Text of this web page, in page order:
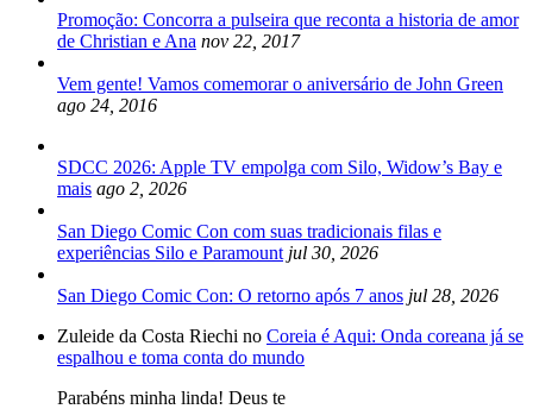
Promoção: Concorra a pulseira que reconta a historia de amor
de Christian e Ana nov 22, 2017
Vem gente! Vamos comemorar o aniversário de John Green
ago 24, 2016
SDCC 2026: Apple TV empolga com Silo, Widow’s Bay e
mais ago 2, 2026
San Diego Comic Con com suas tradicionais filas e
experiências Silo e Paramount jul 30, 2026
San Diego Comic Con: O retorno após 7 anos jul 28, 2026
Zuleide da Costa Riechi no Coreia é Aqui: Onda coreana já se
espalhou e toma conta do mundo
Parabéns minha linda! Deus te